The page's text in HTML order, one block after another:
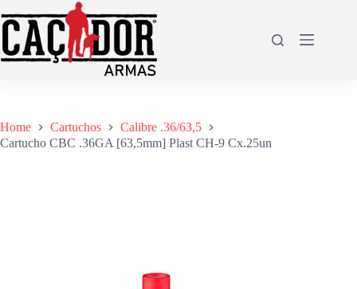
para
conteúdo
Home Cartuchos
Calibre .36/63,5
Cartucho CBC .36GA [63,5mm] Plast CH-9 Cx.25un